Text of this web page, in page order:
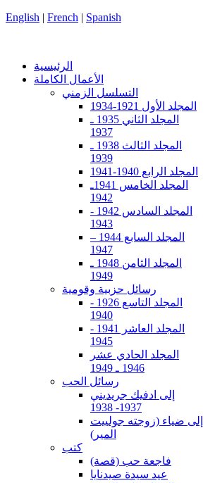
English | French | Spanish
الرئيسية
الأعمال الكاملة
التسلسل الزمني
المجلد الأول 1921-1934
المجلد الثاني 1935 ـ
1937
المجلد الثالث 1938 ـ
1939
المجلد الرابع 1940-1941
المجلد الخامس 1941ـ
1942
المجلد السادس 1942 -
1943
المجلد السابع 1944 –
1947
المجلد الثامن 1948 ـ
1949
رسائل حزبية وقومية
المجلد التاسع 1926 -
1940
المجلد العاشر 1941 -
1945
المجلد الحادي عشر
1946 ـ 1949
رسائل الحب
إلى ادفيك جريديني
1937- 1938
إلى ضياء (زوجته جولييت
المير)
كتب
فاجعة حب (قصة)
عيد سيدة صيدنايا